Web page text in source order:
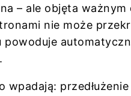
– ale objęta
nie może
wpadają: